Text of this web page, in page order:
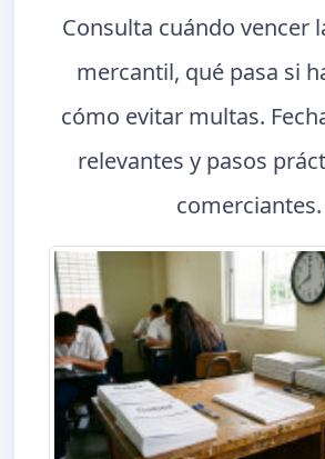
Consulta cuándo vencer
mercantil, qué pasa si
cómo evitar multas.
relevantes y pasos
comerciantes.